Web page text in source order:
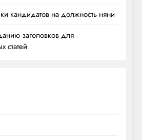
кандидатов на должность няни
заголовков для
статей